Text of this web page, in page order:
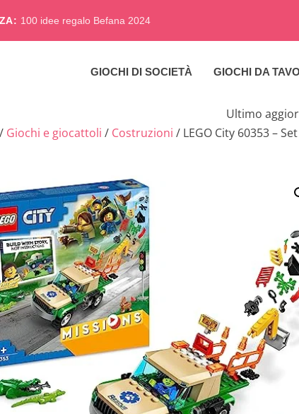
100 idee regalo Befana 2024
GIOCHI DI SOCIETÀ GIOCHI DA
Ultimo
/ Giochi e giocattoli / Costruzioni / LEGO City 60353 –